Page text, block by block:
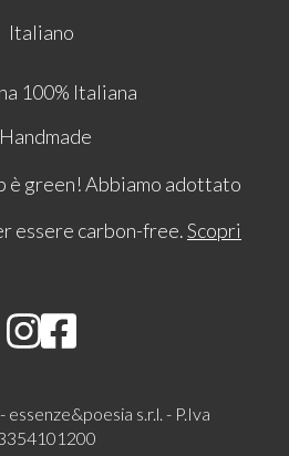
Italiano
100% Italiana
è green! Abbiamo adottato
essere carbon-free.Scopri
s.r.l. - P.Iva